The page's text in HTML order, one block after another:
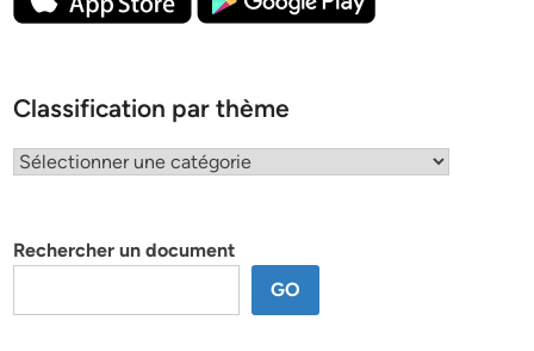
Classification par thème
Classification
Rechercher un document
GO